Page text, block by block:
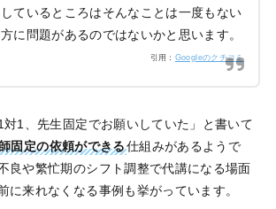
ているところはそんなことは一度もない
に問題があるのではないかと思います。
引用： Googleのクチコミ
対1、先生固定でお願いしていた」と書いて
固定の依頼ができる仕組みがあるようで
良や繁忙期のシフト調整で代講になる場面
に来れなくなる事例も挙がっています。